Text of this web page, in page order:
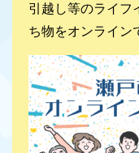
引越し等のライフ
ち物をオンライン